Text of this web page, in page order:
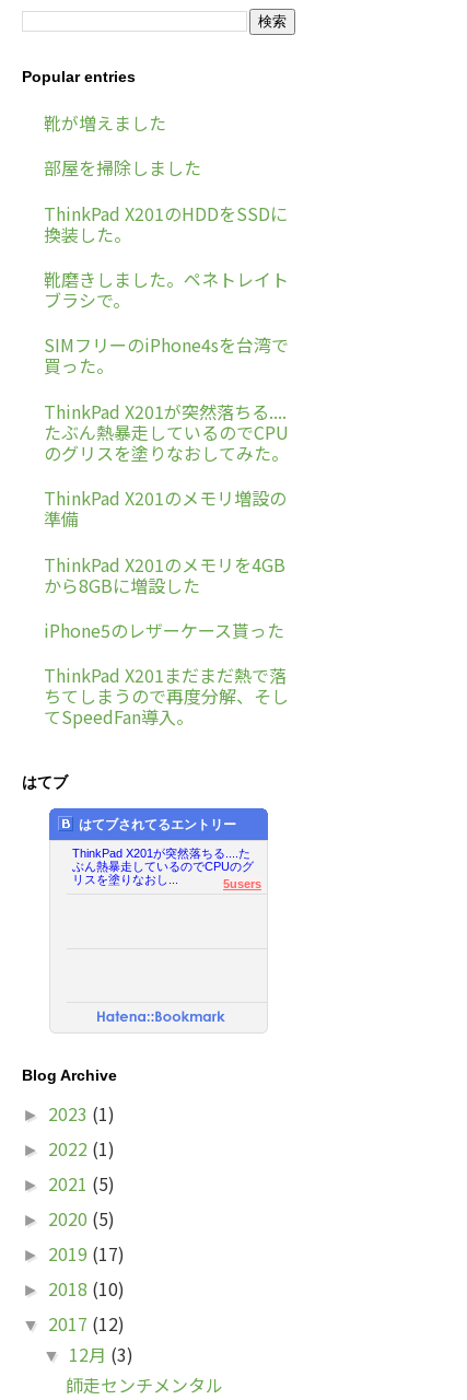
Popular entries
靴が増えました
部屋を掃除しました
ThinkPad X201のHDDをSSDに
換装した。
靴磨きしました。ペネトレイト
ブラシで。
SIMフリーのiPhone4sを台湾で
買った。
ThinkPad X201が突然落ちる....
たぶん熱暴走しているのでCPU
のグリスを塗りなおしてみた。
ThinkPad X201のメモリ増設の
準備
ThinkPad X201のメモリを4GB
から8GBに増設した
iPhone5のレザーケース貰った
ThinkPad X201まだまだ熱で落
ちてしまうので再度分解、そし
てSpeedFan導入。
はてブ
はてブされてるエントリー
ThinkPad X201が突然落ちる....た
ぶん熱暴走しているのでCPUのグ
リスを塗りなおし...
5users
Blog Archive
► 2023 (1)
► 2022 (1)
► 2021 (5)
► 2020 (5)
► 2019 (17)
► 2018 (10)
▼ 2017 (12)
▼ 12月 (3)
師走センチメンタル